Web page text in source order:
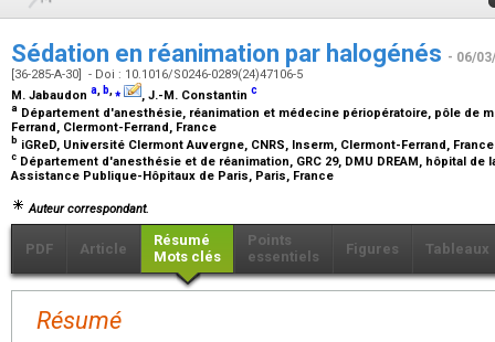
Sédation en réanimation par halogénés - 06/
[36-285-A-30] - Doi : 10.1016/S0246-0289(24)47106-5
M. Jabaudon a, b,⁎ , J.-M. Constantin c
a Département d'anesthésie, réanimation et médecine périopératoire, pôle de
Ferrand, Clermont-Ferrand, France
b iGReD, Université Clermont Auvergne, CNRS, Inserm, Clermont-Ferrand,
c Département d'anesthésie et de réanimation, GRC 29, DMU DREAM, hôpital
Assistance Publique-Hôpitaux de Paris, Paris, France
Auteur correspondant.
PDF Article
Résumé
Mots clés
Points
essentiels
Figures Tableaux
Résumé